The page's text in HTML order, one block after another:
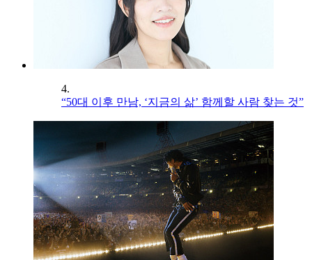
4.
“50대 이후 만남, ‘지금의 삶’ 함께할 사람 찾는 것”